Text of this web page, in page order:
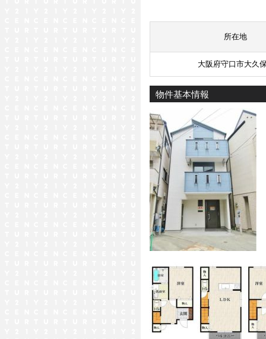
所在地
大阪府守口市大久
物件基本情報